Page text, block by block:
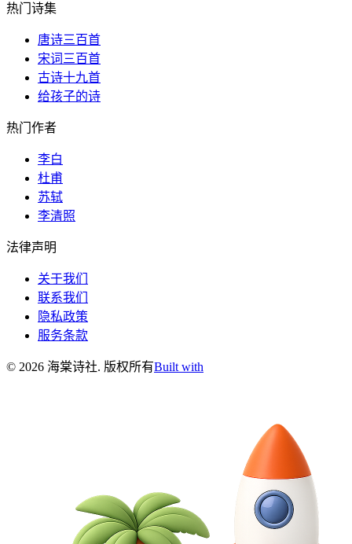
热门诗集
唐诗三百首
宋词三百首
古诗十九首
给孩子的诗
热门作者
李白
杜甫
苏轼
李清照
法律声明
关于我们
联系我们
隐私政策
服务条款
© 2026 海棠诗社. 版权所有Built with